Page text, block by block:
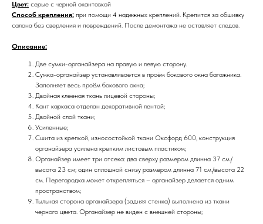
Цвет: серые с черной окантовкой
Способ крепления: при помощи 4 надежных креплений. Крепится за обшивку
салона без сверления и повреждений. После демонтажа не оставляет следов.
Описание:
Две сумки-органайзера на правую и левую сторону.
Сумка-органайзер устанавливается в проём бокового окна багажника.
Заполняет весь проём бокового окна;
Двойная клееная ткань лицевой стороны;
Кант каркаса отделан декоративной лентой;
Двойной слой ткани;
Усиленные;
Сшита из крепкой, износостойкой ткани Оксфорд 600, конструкция
органайзера усилена крепким листовым пластиком;
Органайзер имеет три отсека: два сверху размером длинна 37 см./
высота 23 см; один сплошной снизу размером длинна 71 см./высота 22
см. Перегородка может открепляться – органайзер делается одним
пространством;
Тыльная сторона органайзера (задняя стенка) выполнена из ткани
черного цвета. Органайзер не виден с внешней стороны;